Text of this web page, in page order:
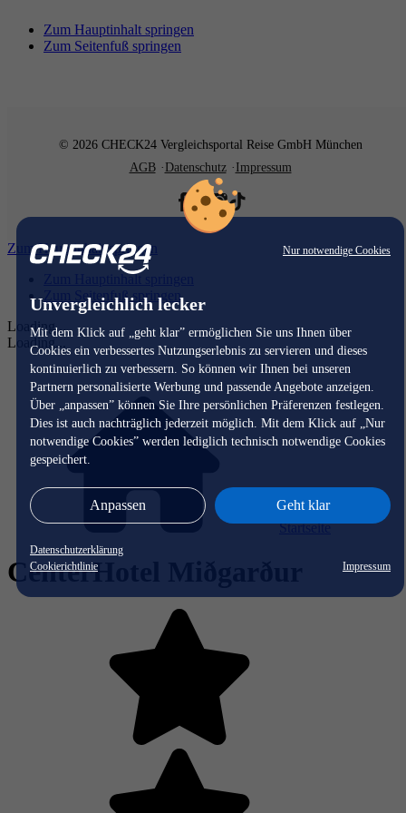
Nur notwendige Cookies
Unvergleichlich lecker
Mit dem Klick auf „geht klar” ermöglichen Sie uns Ihnen über
Cookies ein verbessertes Nutzungserlebnis zu servieren und dieses
kontinuierlich zu verbessern. So können wir Ihnen bei unseren
Partnern personalisierte Werbung und passende Angebote anzeigen.
Über „anpassen” können Sie Ihre persönlichen Präferenzen festlegen.
Dies ist auch nachträglich jederzeit möglich. Mit dem Klick auf „Nur
notwendige Cookies” werden lediglich technisch notwendige Cookies
gespeichert.
Anpassen Geht klar
Datenschutzerklärung
Cookierichtlinie
Impressum
Zum Hauptinhalt springen
Zum Seitenfuß springen
© 2026 CHECK24 Vergleichsportal Reise GmbH München
AGB
Datenschutz Impressum
Zum Hauptinhalt springen
Zum Hauptinhalt springen
Zum Seitenfuß springen
Loading...
Loading...
Startseite
CenterHotel Miðgarður